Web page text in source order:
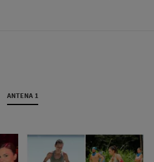
ANTENA 1